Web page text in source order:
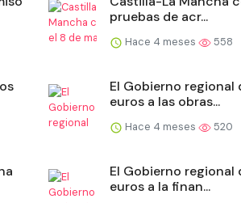
pruebas de acr...
Hace 4 meses 558
El Gobierno
euros a las obras...
Hace 4 meses 520
El Gobierno
euros a la finan...